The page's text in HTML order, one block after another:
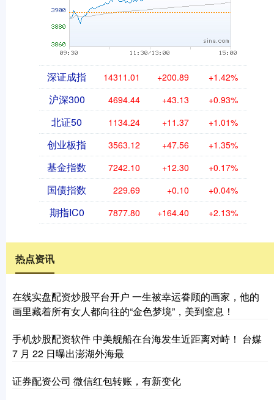
深证成指 14311.01 +200.89 +1.42%
沪深300 4694.44 +43.13 +0.93%
北证50 1134.24 +11.37 +1.01%
创业板指 3563.12 +47.56 +1.35%
基金指数 7242.10 +12.30 +0.17%
国债指数 229.69 +0.10 +0.04%
期指IC0 7877.80 +164.40 +2.13%
热点资讯
在线实盘配资炒股平台开户 一生被幸运眷顾的画家，他的
画里藏着所有女人都向往的“金色梦境”，美到窒息！
手机炒股配资软件 中美舰船在台海发生近距离对峙！ 台媒
7 月 22 日曝出澎湖外海最
证券配资公司 微信红包转账，有新变化